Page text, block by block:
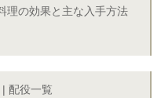
理の効果と主な入手方法
| 配役一覧